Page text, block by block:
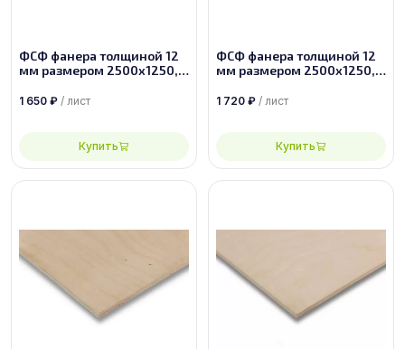
ФСФ фанера толщиной 12
мм размером 2500х1250,
1 650 ₽ / лист
Купить
ФСФ фанера толщиной 12
мм размером 2500х1250,
1 720 ₽ / лист
Купить